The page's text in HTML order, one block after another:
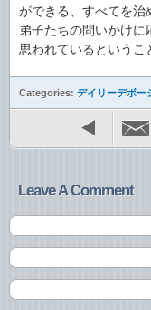
ができる、すべてを治
弟子たちの問いかけ
思われているというこ
Categories: デイリーデボー
Leave A Comment